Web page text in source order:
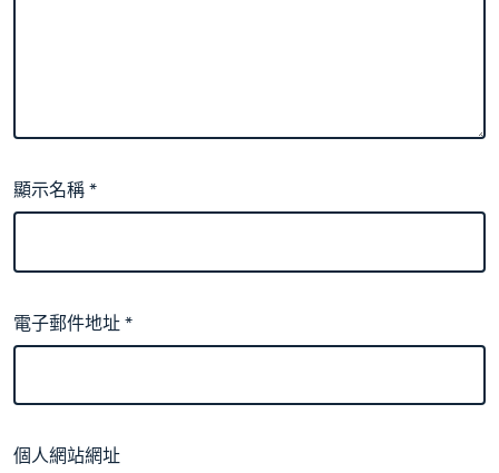
顯示名稱*
電子郵件地址*
個人網站網址